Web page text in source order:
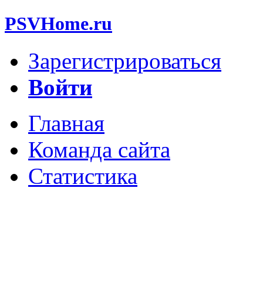
PSVHome.ru
Зарегистрироваться
Войти
Главная
Команда сайта
Статистика